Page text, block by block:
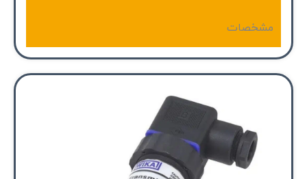
مشخصات